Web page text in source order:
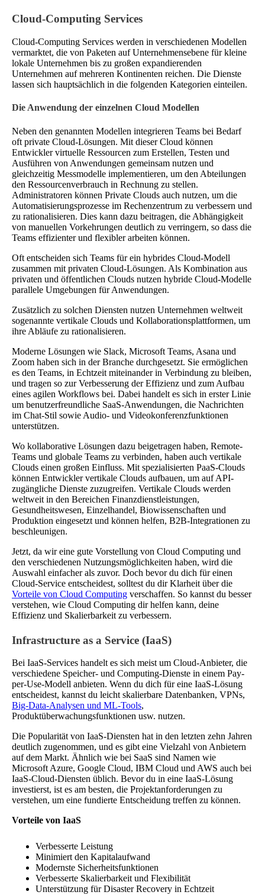
Cloud-Computing Services
Cloud-Computing Services werden in verschiedenen Modellen
vermarktet, die von Paketen auf Unternehmensebene für kleine
lokale Unternehmen bis zu großen expandierenden
Unternehmen auf mehreren Kontinenten reichen. Die Dienste
lassen sich hauptsächlich in die folgenden Kategorien einteilen.
Die Anwendung der einzelnen Cloud Modellen
Neben den genannten Modellen integrieren Teams bei Bedarf
oft private Cloud-Lösungen. Mit dieser Cloud können
Entwickler virtuelle Ressourcen zum Erstellen, Testen und
Ausführen von Anwendungen gemeinsam nutzen und
gleichzeitig Messmodelle implementieren, um den Abteilungen
den Ressourcenverbrauch in Rechnung zu stellen.
Administratoren können Private Clouds auch nutzen, um die
Automatisierungsprozesse im Rechenzentrum zu verbessern und
zu rationalisieren. Dies kann dazu beitragen, die Abhängigkeit
von manuellen Vorkehrungen deutlich zu verringern, so dass die
Teams effizienter und flexibler arbeiten können.
Oft entscheiden sich Teams für ein hybrides Cloud-Modell
zusammen mit privaten Cloud-Lösungen. Als Kombination aus
privaten und öffentlichen Clouds nutzen hybride Cloud-Modelle
parallele Umgebungen für Anwendungen.
Zusätzlich zu solchen Diensten nutzen Unternehmen weltweit
sogenannte vertikale Clouds und Kollaborationsplattformen, um
ihre Abläufe zu rationalisieren.
Moderne Lösungen wie Slack, Microsoft Teams, Asana und
Zoom haben sich in der Branche durchgesetzt. Sie ermöglichen
es den Teams, in Echtzeit miteinander in Verbindung zu bleiben,
und tragen so zur Verbesserung der Effizienz und zum Aufbau
eines agilen Workflows bei. Dabei handelt es sich in erster Linie
um benutzerfreundliche SaaS-Anwendungen, die Nachrichten
im Chat-Stil sowie Audio- und Videokonferenzfunktionen
unterstützen.
Wo kollaborative Lösungen dazu beigetragen haben, Remote-
Teams und globale Teams zu verbinden, haben auch vertikale
Clouds einen großen Einfluss. Mit spezialisierten PaaS-Clouds
können Entwickler vertikale Clouds aufbauen, um auf API-
zugängliche Dienste zuzugreifen. Vertikale Clouds werden
weltweit in den Bereichen Finanzdienstleistungen,
Gesundheitswesen, Einzelhandel, Biowissenschaften und
Produktion eingesetzt und können helfen, B2B-Integrationen zu
beschleunigen.
Jetzt, da wir eine gute Vorstellung von Cloud Computing und
den verschiedenen Nutzungsmöglichkeiten haben, wird die
Auswahl einfacher als zuvor. Doch bevor du dich für einen
Cloud-Service entscheidest, solltest du dir Klarheit über die
Vorteile von Cloud Computing verschaffen. So kannst du besser
verstehen, wie Cloud Computing dir helfen kann, deine
Effizienz und Skalierbarkeit zu verbessern.
Infrastructure as a Service (IaaS)
Bei IaaS-Services handelt es sich meist um Cloud-Anbieter, die
verschiedene Speicher- und Computing-Dienste in einem Pay-
per-Use-Modell anbieten. Wenn du dich für eine IaaS-Lösung
entscheidest, kannst du leicht skalierbare Datenbanken, VPNs,
Big-Data-Analysen und ML-Tools,
Produktüberwachungsfunktionen usw. nutzen.
Die Popularität von IaaS-Diensten hat in den letzten zehn Jahren
deutlich zugenommen, und es gibt eine Vielzahl von Anbietern
auf dem Markt. Ähnlich wie bei SaaS sind Namen wie
Microsoft Azure, Google Cloud, IBM Cloud und AWS auch bei
IaaS-Cloud-Diensten üblich. Bevor du in eine IaaS-Lösung
investierst, ist es am besten, die Projektanforderungen zu
verstehen, um eine fundierte Entscheidung treffen zu können.
Vorteile von IaaS
Verbesserte Leistung
Minimiert den Kapitalaufwand
Modernste Sicherheitsfunktionen
Verbesserte Skalierbarkeit und Flexibilität
Unterstützung für Disaster Recovery in Echtzeit